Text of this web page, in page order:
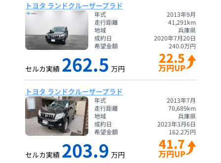
トヨタ ランドクルーザープラド
年式
2013年9月
走行距離
41,291 km
地域
兵庫県
成約日
2020年7月20日
希望金額
240.0万円
セルカ実績 262.5 万円
22.5
万円UP
トヨタ ランドクルーザープラド
年式
2013年7月
走行距離
70,689km
地域
兵庫県
成約日
2023年3月6日
希望金額
162.2万円
セルカ実績 203.9 万円
41.7
万円UP